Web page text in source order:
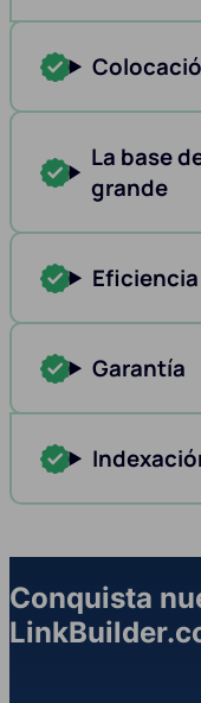
La base
grande
Eficiencia
Garantía
Conquista